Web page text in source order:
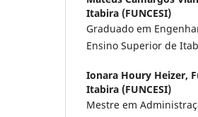
Itabira (FUNCESI)
Graduado em
Ensino Superior de
Ionara Houry Heizer,
Itabira (FUNCESI)
Mestre em